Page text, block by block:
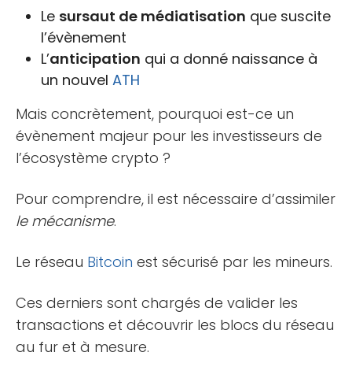
Le sursaut de médiatisation que suscite
l’évènement
L’anticipation qui a donné naissance à
un nouvel ATH
Mais concrètement, pourquoi est-ce un
évènement majeur pour les investisseurs de
l’écosystème crypto ?
Pour comprendre, il est nécessaire d’assimiler
le mécanisme.
Le réseau Bitcoin est sécurisé par les mineurs.
Ces derniers sont chargés de valider les
transactions et découvrir les blocs du réseau
au fur et à mesure.